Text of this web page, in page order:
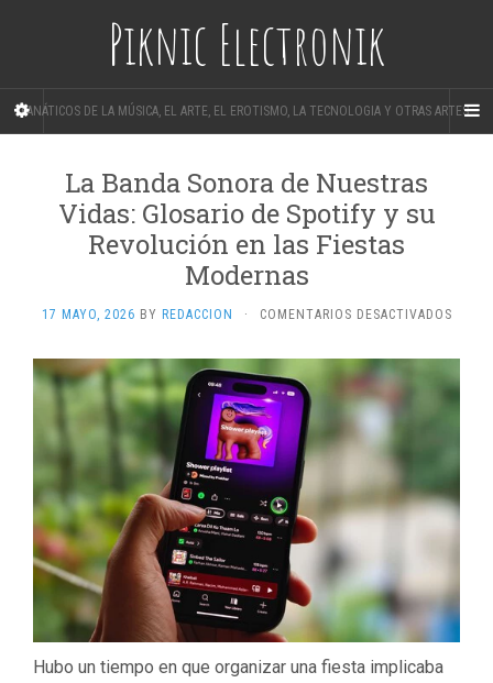
Piknic Electronik
FANÁTICOS DE LA MÚSICA, EL ARTE, EL EROTISMO, LA TECNOLOGIA Y OTRAS ARTES.
La Banda Sonora de Nuestras
Vidas: Glosario de Spotify y su
Revolución en las Fiestas
Modernas
17 MAYO, 2026 BY REDACCION · COMENTARIOS DESACTIVADOSEN
BANDA
LAS
Hubo un tiempo en que organizar una fiesta implicaba